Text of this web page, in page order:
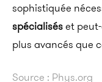
sophistiquée
spécialiséset
plus avancés que
Source : Phys.org